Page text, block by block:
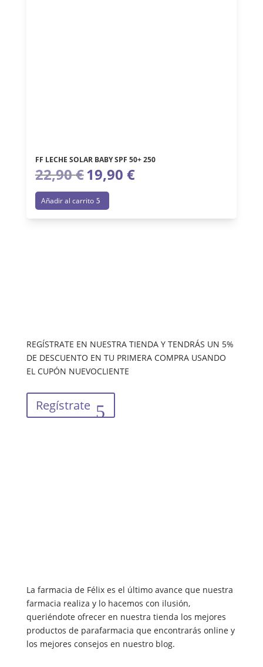
FF LECHE SOLAR BABY SPF 50+ 250
22,90€ El
precio
original
era:
19,90 €El
es:
Añadir al carrito
REGÍSTRATE EN NUESTRA TIENDA Y TENDRÁS UN 5%
DE DESCUENTO EN TU PRIMERA COMPRA USANDO
EL CUPÓN NUEVOCLIENTE
Regístrate
La farmacia de Félix es el último avance que nuestra
farmacia realiza y lo hacemos con ilusión,
queriéndote ofrecer en nuestra tienda los mejores
productos de parafarmacia que encontrarás online y
los mejores consejos en nuestro blog.